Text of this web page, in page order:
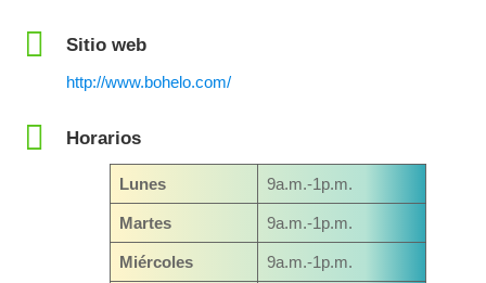
Sitio web
http://www.bohelo.com/
Horarios
Lunes 9a.m.-1p.m.
Martes 9a.m.-1p.m.
Miércoles 9a.m.-1p.m.